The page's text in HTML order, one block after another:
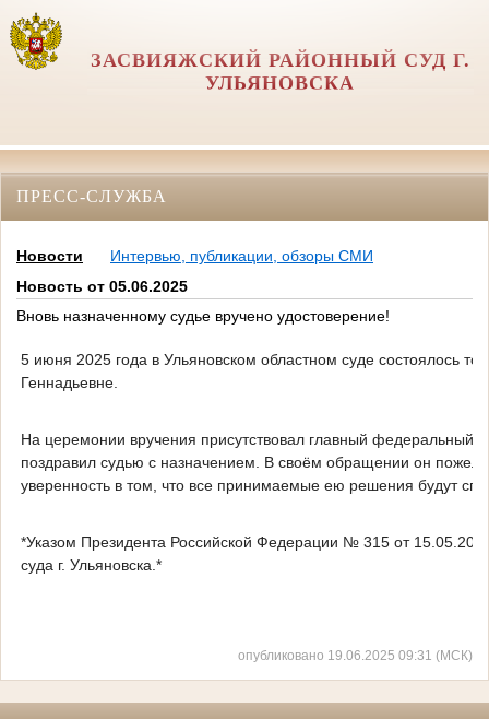
ЗАСВИЯЖСКИЙ РАЙОННЫЙ СУД Г.
УЛЬЯНОВСКА
ПРЕСС-СЛУЖБА
Новости
Интервью, публикации, обзоры СМИ
Новость от 05.06.2025
Вновь назначенному судье вручено удостоверение!
5 июня 2025 года в Ульяновском областном суде состоялось
Геннадьевне.
На церемонии вручения присутствовал главный федеральный
поздравил судью с назначением. В своём обращении он
уверенность в том, что все принимаемые ею решения будут
*Указом Президента Российской Федерации № 315 от
суда г. Ульяновска.*
опубликовано 19.06.2025 09:31 (МСК)